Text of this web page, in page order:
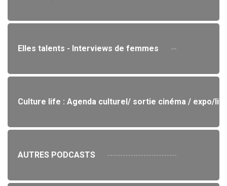
Elles talents - Interviews de femmes
Culture life : Agenda culturel/ sortie cinéma / expo/
AUTRES PODCASTS